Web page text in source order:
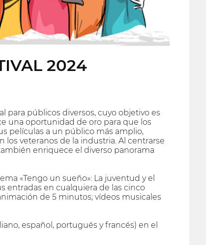
2024
para públicos diversos, cuyo objetivo es
una oportunidad de oro para que los
películas a un público más amplio,
los veteranos de la industria. Al centrarse
enriquece el diverso panorama
«Tengo un sueño»: La juventud y el
entradas en cualquiera de las cinco
de 5 minutos; vídeos musicales
español, portugués y francés) en el